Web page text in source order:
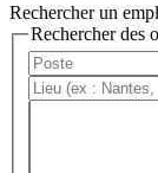
Rechercher un
Rechercher des